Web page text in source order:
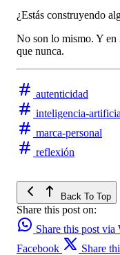
¿Estás construyendo
No son lo mismo. Y en
que nunca.
autenticidad
inteligencia-
marca-personal
reflexión
Back To Top
Share this post on:
Share this post via
Facebook
Share